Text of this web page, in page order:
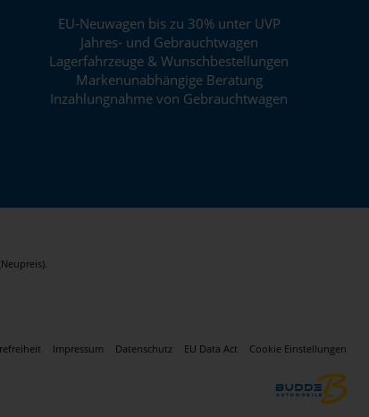
EU-Neuwagen bis zu 30% unter UVP
Jahres- und Gebrauchtwagen
Lagerfahrzeuge & Wunschbestellungen
Markenunabhängige Beratung
Inzahlungnahme von Gebrauchtwagen
Impressum Datenschutz EU Data Act Cookie Einstellungen